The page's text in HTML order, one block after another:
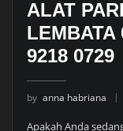
ALAT
LEMBATA
9218 0729
by anna habriana
Apakah Anda